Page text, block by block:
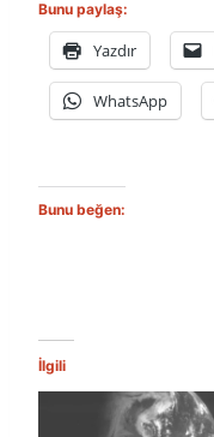
Bunu paylaş:
Yazdır
WhatsApp
Bunu beğen:
İlgili